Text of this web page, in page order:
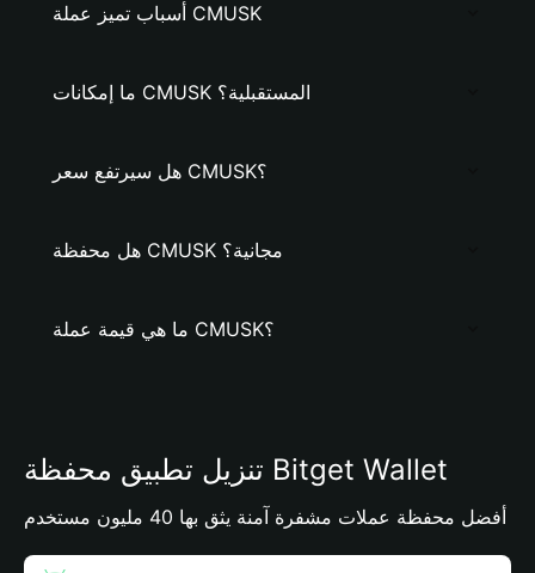
أسباب تميز عملة CMUSK
ما إمكانات CMUSK المستقبلية؟
هل سيرتفع سعر CMUSK؟
هل محفظة CMUSK مجانية؟
ما هي قيمة عملة CMUSK؟
تنزيل تطبيق محفظة Bitget Wallet
أفضل محفظة عملات مشفرة آمنة يثق بها 40 مليون مستخدم